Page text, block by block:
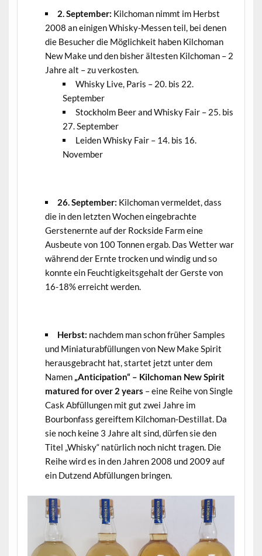
2. September: Kilchoman nimmt im Herbst
2008 an einigen Whisky-Messen teil, bei denen
die Besucher die Möglichkeit haben Kilchoman
New Make und den bisher ältesten Kilchoman – 2
Jahre alt – zu verkosten.
Whisky Live, Paris – 20. bis 22.
September
Stockholm Beer and Whisky Fair – 25. bis
27. September
Leiden Whisky Fair – 14. bis 16.
November
26. September: Kilchoman vermeldet, dass
die in den letzten Wochen eingebrachte
Gerstenernte auf der Rockside Farm eine
Ausbeute von 100 Tonnen ergab. Das Wetter war
während der Ernte trocken und windig und so
konnte ein Feuchtigkeitsgehalt der Gerste von
16-18% erreicht werden.
Herbst: nachdem man schon früher Samples
und Miniaturabfüllungen von New Make Spirit
herausgebracht hat, startet jetzt unter dem
Namen „Anticipation“ – Kilchoman New Spirit
matured for over 2 years – eine Reihe von Single
Cask Abfüllungen mit gut zwei Jahre im
Bourbonfass gereiftem Kilchoman-Destillat. Da
sie noch keine 3 Jahre alt sind, dürfen sie den
Titel „Whisky“ natürlich noch nicht tragen. Die
Reihe wird es in den Jahren 2008 und 2009 auf
ein Dutzend Abfüllungen bringen.